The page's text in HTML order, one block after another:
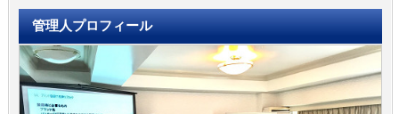
管理人プロフィール